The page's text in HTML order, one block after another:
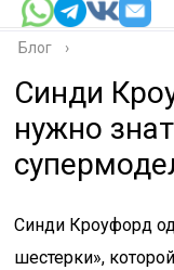
Блог ›
Синди
нужно
Синди Кроуфорд
шестерки»,